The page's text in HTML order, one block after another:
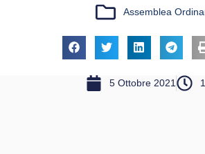
Assemblea
5 Ottobre 2021